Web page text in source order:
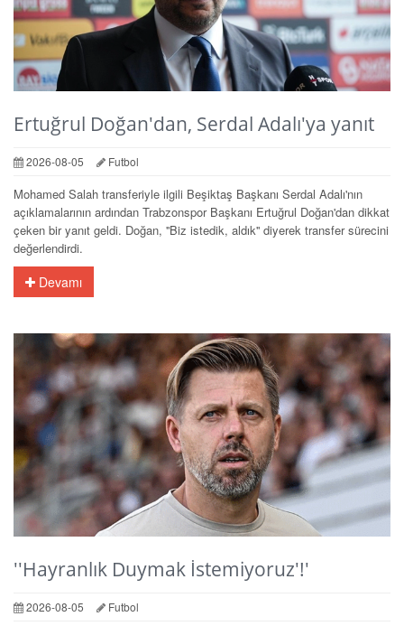
Ertuğrul Doğan'dan, Serdal Adalı'ya yanıt
2026-08-05 Futbol
Mohamed Salah transferiyle ilgili Beşiktaş Başkanı Serdal Adalı'nın
açıklamalarının ardından Trabzonspor Başkanı Ertuğrul Doğan'dan dikkat
çeken bir yanıt geldi. Doğan, ''Biz istedik, aldık'' diyerek transfer sürecini
değerlendirdi.
Devamı
''Hayranlık Duymak İstemiyoruz'!'
2026-08-05 Futbol